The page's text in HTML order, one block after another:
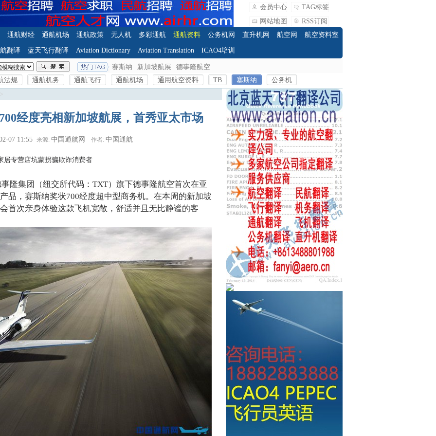
会员中心
TAG标签
网站地图
RSS订阅
通航财经
通航机场 通航政策 无人机 多彩通航 通航资料 公务机网 直升机网 航空网 航空资料室
翻译 蓝天飞行翻译 Aviation Dictionary Aviation Translation ICAO4培训
赛斯纳 新加坡航展
德事隆航空
法规
通航机务 通航飞行 通航机场 通用航空资料 TB 塞斯纳
公务机
返回首页
经度亮相新加坡航展，首秀亚太市场
07 11:55 来源: 中国通航网 作者: 中国通航
居专营店坑蒙拐骗欺诈消费者
隆集团（纽交所代码：TXT）旗下德事隆航空首次在亚
品，赛斯纳奖状700经度超中型商务机。在本周的新加坡
首次亲身体验这款飞机宽敞，舒适并且无比静谧的客